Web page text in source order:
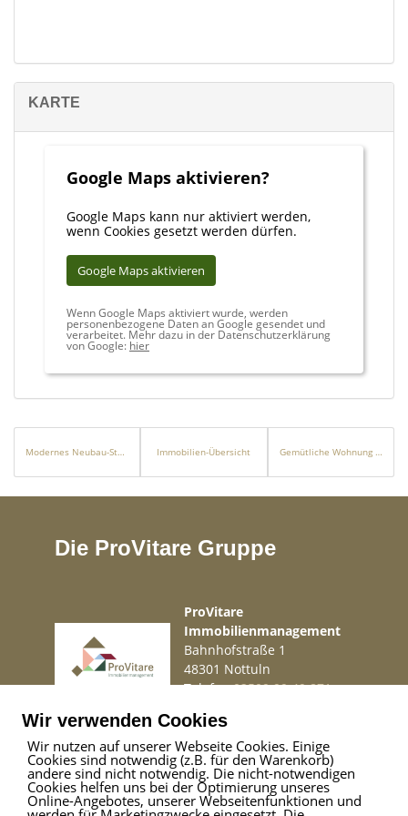
KARTE
Google Maps aktivieren?
Google Maps kann nur aktiviert werden,
wenn Cookies gesetzt werden dürfen.
Google Maps aktivieren
Wenn Google Maps aktiviert wurde, werden
personenbezogene Daten an Google gesendet und
verarbeitet. Mehr dazu in der Datenschutzerklärung
von Google: hier
Modernes Neubau-Stadthaus mit Bergblick im Herzen von Sóller Immobilien-Übersicht Gemütliche Wohnung in Wuppertal
Die ProVitare Gruppe
ProVitare
Immobilienmanagement
Bahnhofstraße 1
48301 Nottuln
Telefon02509 99 49 871
Impressum|Haftungsausschluss|Datenschutz
Wir verwenden Cookies
Wir nutzen auf unserer Webseite Cookies. Einige
Cookies sind notwendig (z.B. für den Warenkorb)
andere sind nicht notwendig. Die nicht-notwendigen
Cookies helfen uns bei der Optimierung unseres
Online-Angebotes, unserer Webseitenfunktionen und